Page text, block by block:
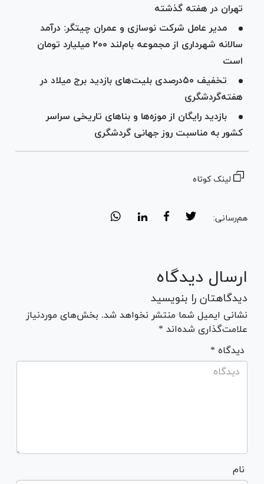
تهران در هفته گذشته
مدیر عامل شرکت نوسازی و عمران چیتگر: درآمد
سالانه شهرداری از مجموعه با‌م‌لند ۲۰۰ میلیارد تومان
است
تخفیف ۵۰‌درصدی بلیت‌های بازدید برج میلاد در
هفته‌گردشگری
بازدید رایگان از موزه‌ها و بنا‌های تاریخی سراسر
کشور به مناسبت روز جهانی گردشگری
لینک کوتاه
هم‌رسانی:
ارسال دیدگاه
دیدگاهتان را بنویسید
نشانی ایمیل شما منتشر نخواهد شد. بخش‌های موردنیاز
علامت‌گذاری شده‌اند *
* دیدگاه
نام